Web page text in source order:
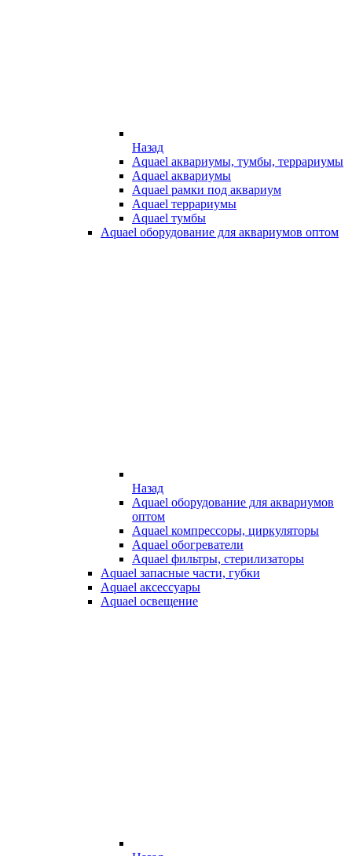
Назад
Aquael аквариумы, тумбы, террариумы
Aquael аквариумы
Aquael рамки под аквариум
Aquael террариумы
Aquael тумбы
Aquael оборудование для аквариумов оптом
Назад
Aquael оборудование для аквариумов
оптом
Aquael компрессоры, циркуляторы
Aquael обогреватели
Aquael фильтры, стерилизаторы
Aquael запасные части, губки
Aquael аксессуары
Aquael освещение